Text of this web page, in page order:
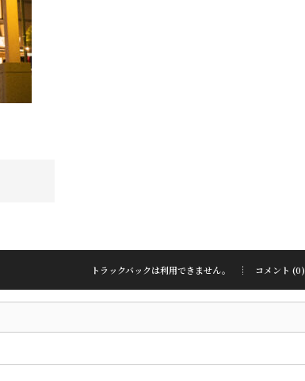
トラックバックは利用できません。 コメント (0)